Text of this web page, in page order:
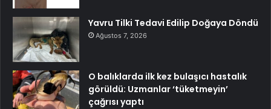
Yavru Tilki Tedavi Edilip Doğaya Döndü
Ağustos 7, 2026
O balıklarda ilk kez bulaşıcı hastalık
görüldü: Uzmanlar ‘tüketmeyin’
çağrısı yaptı